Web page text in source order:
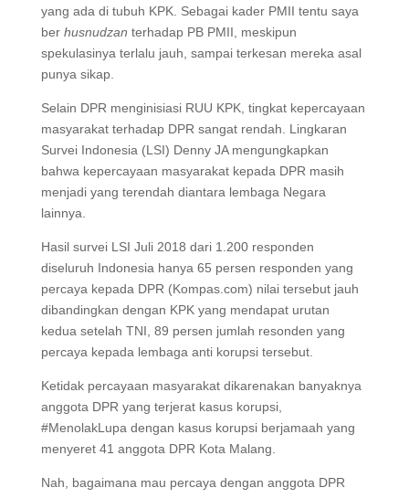
yang ada di tubuh KPK. Sebagai kader PMII tentu saya
ber husnudzan terhadap PB PMII, meskipun
spekulasinya terlalu jauh, sampai terkesan mereka asal
punya sikap.
Selain DPR menginisiasi RUU KPK, tingkat kepercayaan
masyarakat terhadap DPR sangat rendah. Lingkaran
Survei Indonesia (LSI) Denny JA mengungkapkan
bahwa kepercayaan masyarakat kepada DPR masih
menjadi yang terendah diantara lembaga Negara
lainnya.
Hasil survei LSI Juli 2018 dari 1.200 responden
diseluruh Indonesia hanya 65 persen responden yang
percaya kepada DPR (Kompas.com) nilai tersebut jauh
dibandingkan dengan KPK yang mendapat urutan
kedua setelah TNI, 89 persen jumlah resonden yang
percaya kepada lembaga anti korupsi tersebut.
Ketidak percayaan masyarakat dikarenakan banyaknya
anggota DPR yang terjerat kasus korupsi,
#MenolakLupa dengan kasus korupsi berjamaah yang
menyeret 41 anggota DPR Kota Malang.
Nah, bagaimana mau percaya dengan anggota DPR